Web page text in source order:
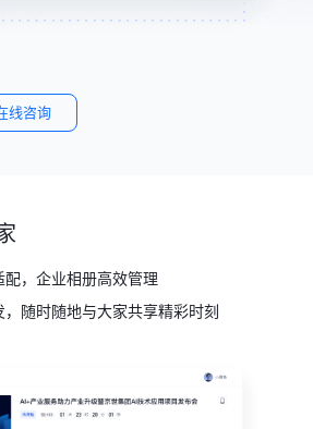
线咨询
，企业相册高效管理
随时随地与大家共享精彩时刻